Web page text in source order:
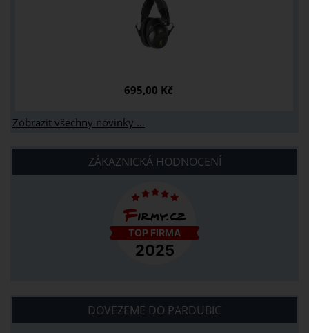
695,00 Kč
Zobrazit všechny novinky ...
ZÁKAZNICKÁ HODNOCENÍ
DOVEZEME DO PARDUBIC